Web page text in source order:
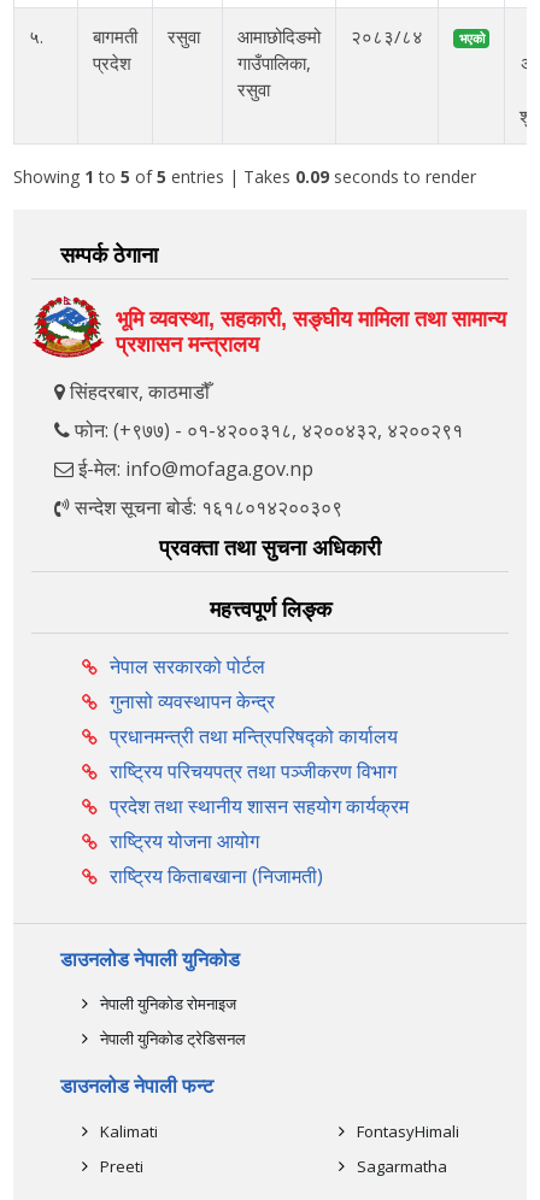
५.
बागमती
प्रदेश
रसुवा
आमाछोदिङमो
गाउँपालिका,
रसुवा
२०८३/८४ भएको
Showing 1 to5of5 entries | Takes 0.09 seconds to render
सम्पर्क ठेगाना
भूमि व्यवस्था, सहकारी, सङ्‍घीय मामिला तथा सामान्य
प्रशासन मन्त्रालय
सिंहदरबार, काठमाडौँ
फोन: (+९७७) - ०१-४२००३१८, ४२००४३२, ४२००२९१
ई-मेल: info@mofaga.gov.np
सन्देश सूचना बोर्ड: १६१८०१४२००३०९
प्रवक्ता तथा सुचना अधिकारी
महत्त्वपूर्ण लिङ्क
नेपाल सरकारको पोर्टल
गुनासो व्यवस्थापन केन्द्र
प्रधानमन्त्री तथा मन्त्रिपरिषद्को कार्यालय
राष्ट्रिय परिचयपत्र तथा पञ्‍जीकरण विभाग
प्रदेश तथा स्थानीय शासन सहयोग कार्यक्रम
राष्ट्रिय योजना आयोग
राष्ट्रिय किताबखाना (निजामती)
डाउनलोड नेपाली युनिकोड
नेपाली युनिकोड रोमनाइज
नेपाली युनिकोड ट्रेडिसनल
डाउनलोड नेपाली फन्ट
Kalimati
Preeti
FontasyHimali
Sagarmatha